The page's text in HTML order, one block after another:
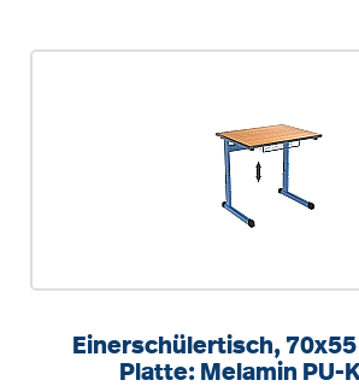
Einerschülertisch,
Platte: Melamin PU-